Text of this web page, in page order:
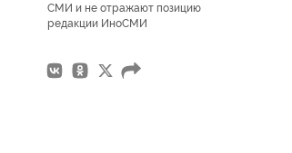
СМИ и не отражают позицию
редакции ИноСМИ